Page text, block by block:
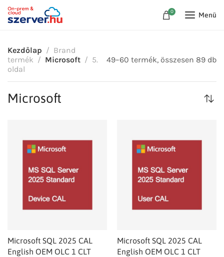
0 Menü
Kezdőlap
Brand
termék
Microsoft
5.
oldal
49–60 termék, összesen 89 db
Microsoft
Microsoft SQL 2025 CAL
English OEM OLC 1 CLT
Microsoft SQL 2025 CAL
English OEM OLC 1 CLT